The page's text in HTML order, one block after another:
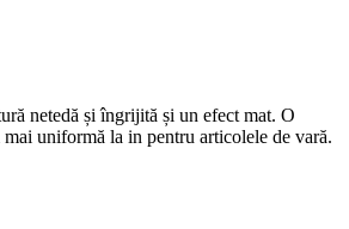
netedă și îngrijită și un efect mat. O
uniformă la in pentru articolele de vară.